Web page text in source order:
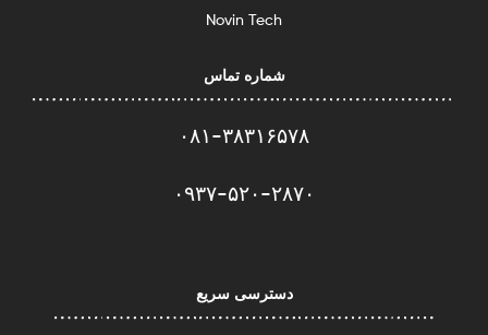
Novin Tech
شماره تماس
۰۸۱-۳۸۳۱۶۵۷۸
۰۹۳۷-۵۲۰-۲۸۷۰​
دسترسی سریع